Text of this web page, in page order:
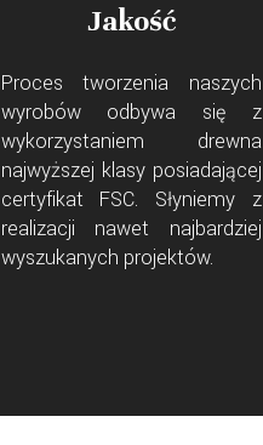
Jakość
Proces tworzenia naszych
wyrobów odbywa się z
wykorzystaniem drewna
najwyższej klasy posiadającej
certyfikat FSC. Słyniemy z
realizacji nawet najbardziej
wyszukanych projektów.